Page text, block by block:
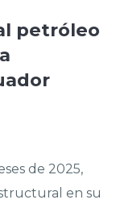
petróleo
de 2025,
en su